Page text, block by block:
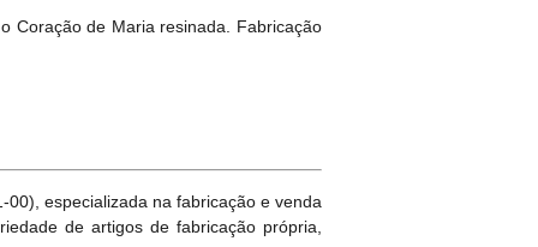
Coração de Maria resinada. Fabricação
especializada na fabricação e venda
de artigos de fabricação própria,